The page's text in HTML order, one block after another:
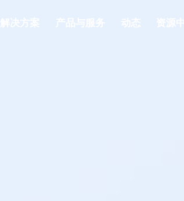
解决方案 产品与服务 动态 资源